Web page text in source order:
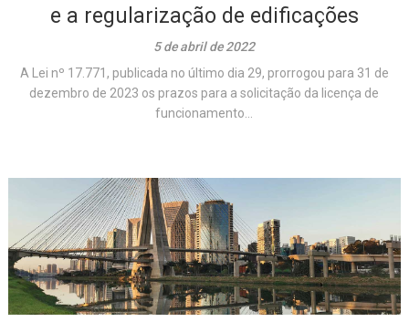
e a regularização de edificações
5 de abril de 2022
A Lei nº 17.771, publicada no último dia 29, prorrogou para 31 de
dezembro de 2023 os prazos para a solicitação da licença de
funcionamento...